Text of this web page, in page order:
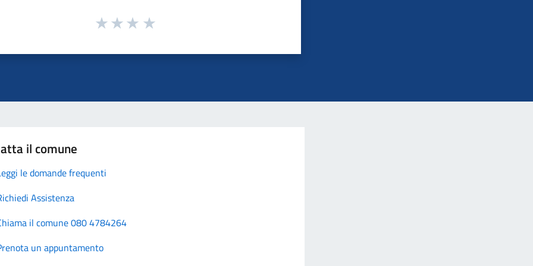
il comune
le domande frequenti
Assistenza
il comune 080 4784264
un appuntamento